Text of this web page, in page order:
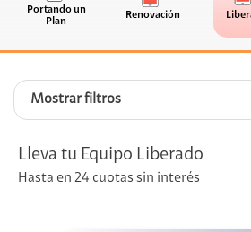
Portando un
Plan
Renovación
Mostrar filtros
Lleva tu Equipo Liberado
Hasta en 24 cuotas sin interés